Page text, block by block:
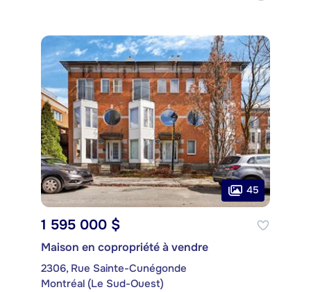
45
1 595 000 $
Maison en copropriété à vendre
2306, Rue Sainte-Cunégonde
Montréal (Le Sud-Ouest)